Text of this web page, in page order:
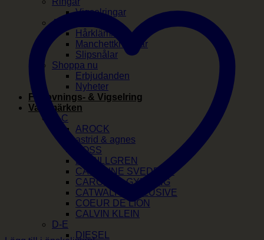
Vigselringar
Accessoarer
Hårklämmor
Manchettknappar
Slipsnålar
Shoppa nu
Erbjudanden
Nyheter
Förlovnings- & Vigselring
Varumärken
A-C
AROCK
astrid & agnes
BOSS
BY BILLGREN
CAROLINE SVEDBOM
CAROLINA GYNNING
CATWALK EXCLUSIVE
COEUR DE LION
CALVIN KLEIN
D-E
DIESEL